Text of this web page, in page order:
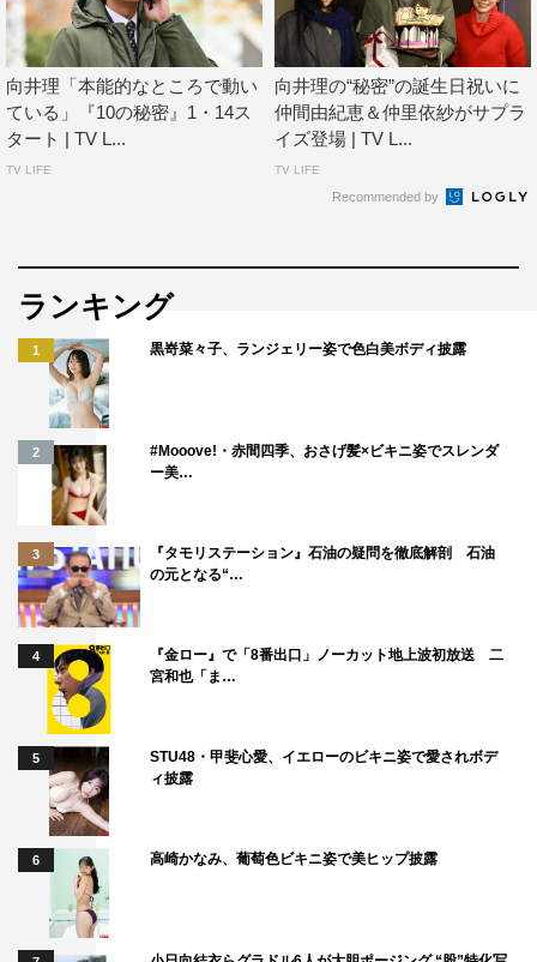
巡り会え、正面から取り組ませていただけることが当たり
前ではないということにも気づかせてもらえました。最後
まで目が離せない展開となりそうです。これからの俳優人
生とも重ね、新たな年のスタートを皆さまと共に切ること
ができますように！
2020年1月14日スタート
毎週（火）後9・00～9・54
出演：向井理、仲間由紀恵、仲里依紗、松村北斗、山田杏
奈、高島豪志、堀田茜、河村花、佐野史郎、遠藤雄弥、藤
原光博、山野海、名取裕子、渡部篤郎 ほか
佐野史郎 向井理
向井理「本能的なところで動い
ている」『10の秘密』1・14ス
タート | TV L...
TV LIFE
向井理の“秘密”の誕生日祝いに
仲間由紀恵＆仲里依紗がサプラ
イズ登場 | TV L...
TV LIFE
Recommended by
ランキング
1 黒嵜菜々子、ランジェリー姿で色白美ボディ披露
2
#Mooove!・赤間四季、おさげ髪×ビキニ姿でスレンダ
ー美…
3
『タモリステーション』石油の疑問を徹底解剖 石油
の元となる“…
4
『金ロー』で「8番出口」ノーカット地上波初放送 二
宮和也「ま…
5
STU48・甲斐心愛、イエローのビキニ姿で愛されボデ
ィ披露
6 高崎かなみ、葡萄色ビキニ姿で美ヒップ披露